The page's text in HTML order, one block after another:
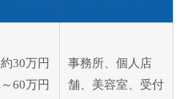
約30万円
～60万円
事務所、個人店
舗、美容室、受付